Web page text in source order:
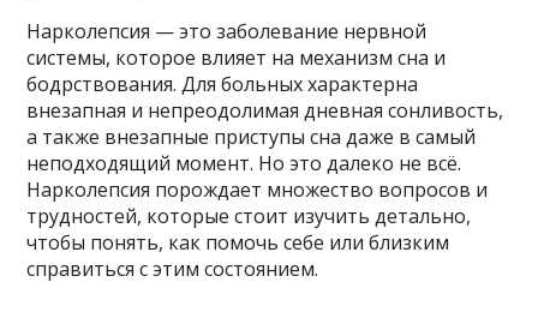
Нарколепсия — это заболевание нервной
системы, которое влияет на механизм сна и
бодрствования. Для больных характерна
внезапная и непреодолимая дневная сонливость,
а также внезапные приступы сна даже в самый
неподходящий момент. Но это далеко не всё.
Нарколепсия порождает множество вопросов и
трудностей, которые стоит изучить детально,
чтобы понять, как помочь себе или близким
справиться с этим состоянием.